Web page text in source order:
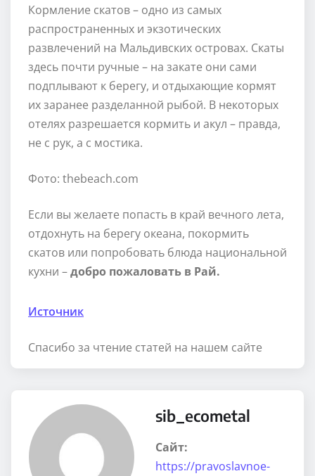
Кормление скатов – одно из самых
распространенных и экзотических
развлечений на Мальдивских островах. Скаты
здесь почти ручные – на закате они сами
подплывают к берегу, и отдыхающие кормят
их заранее разделанной рыбой. В некоторых
отелях разрешается кормить и акул – правда,
не с рук, а с мостика.
Фото: thebeach.com
Если вы желаете попасть в край вечного лета,
отдохнуть на берегу океана, покормить
скатов или попробовать блюда национальной
кухни –добро пожаловать в Рай.
Источник
Спасибо за чтение статей на нашем сайте
sib_ecometal
Сайт:
https://pravoslavnoe-